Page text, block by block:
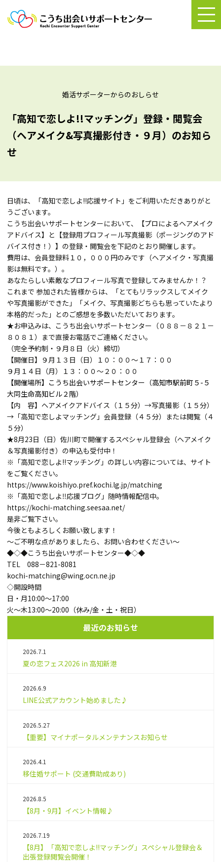
婚活サポーターからのおしらせ
「高知で恋しよ!!マッチング」登録・閲覧会
（ヘアメイク&写真撮影付き・９月）のお知ら
せ
日頃は、「高知で恋しよ!!応援サイト」をご利用いただきありがと
うございます。
こうち出会いサポートセンターにおいて、【プロによるヘアメイク
アドバイス】と【登録用プロフィール写真撮影（ポージングのアド
バイス付き！）】の登録・閲覧会を下記のとおり開催します。
費用は、会員登録料１０，０００円のみです（ヘアメイク・写真撮
影は無料です。）。
あなたらしい素敵なプロフィール写真で登録してみませんか！？
これまで 参加された皆様からは、「とてもリラックスしてメイク
や写真撮影ができた」「メイク、写真撮影どちらも思っていたより
本格的だった」とのご感想を多数いただいております。
★お申込みは、こうち出会いサポートセンター（０８８－８２１－
８０８１）まで直接お電話でご連絡ください。
（完全予約制・９月８日（火）締切）
【開催日】９月１３日（日）１０：００～１７：００
９月１４日（月）１３：００～２０：００
【開催場所】こうち出会いサポートセンター（高知市駅前町５-５
大同生命高知ビル２階）
【内 容】ヘアメイクアドバイス（１５分）→写真撮影（１５分）
→「高知で恋しよマッチング」会員登録（４５分）または閲覧（４
５分）
★8月23日（日）佐川町で開催するスペシャル登録会（ヘアメイク
＆写真撮影付き）の申込も受付中！
※「高知で恋しよ!!マッチング」の詳しい内容については、サイト
をご覧ください。
https://www.koishiyo.pref.kochi.lg.jp/matching
※「高知で恋しよ‼応援ブログ」随時情報配信中。
https://kochi-matching.seesaa.net/
是非ご覧下さい。
今後ともよろしくお願い致します！
～ご不明な点がありましたら、お問い合わせください～
◆◇◆こうち出会いサポートセンター◆◇◆
TEL 088－821-8081
kochi-matching@wing.ocn.ne.jp
◇開設時間
日・月10:00～17:00
火～木13:00～20:00（休み/金・土・祝日）
最近のお知らせ
2026.7.1
夏の恋フェス2026 in 高知新港
2026.6.9
LINE公式アカウント始めました♪
2026.5.27
【重要】マイナポータルメンテナンスお知らせ
2026.4.1
移住婚サポート (交通費助成あり)
2026.8.5
【8月・9月】イベント情報♪
2026.7.19
【8月】「高知で恋しよ!!マッチング」スペシャル登録会＆
出張登録閲覧会開催！